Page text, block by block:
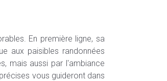
En première ligne, sa
aux paisibles randonnées
mais aussi par l'ambiance
vous guideront dans